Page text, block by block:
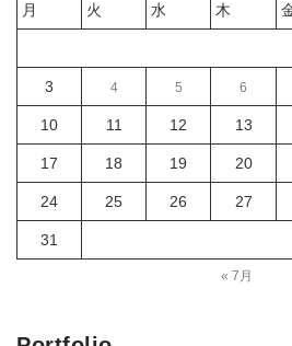
月 火 水 木
3 4 5 6
10 11 12 13
17 18 19 20
24 25 26 27
31
« 7月